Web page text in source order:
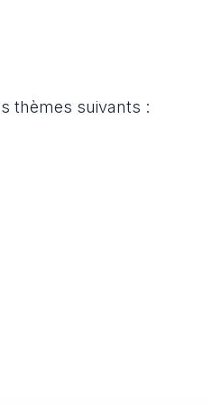
thèmes suivants :